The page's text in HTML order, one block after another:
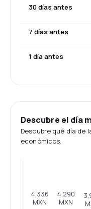
30 días antes
7 días antes
1 día antes
Descubre el día
Descubre qué día de
económicos.
4,336
MXN
4,290
MXN